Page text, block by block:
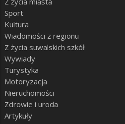
Sport
Kultura
Wiadomości z regionu
Z życia suwalskich szkół
Wywiady
Turystyka
Motoryzacja
Nieruchomości
Zdrowie i uroda
Artykuły